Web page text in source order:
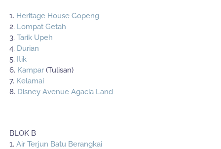
1. Heritage House Gopeng
2. Lompat Getah
3. Tarik Upeh
4. Durian
5. Itik
6. Kampar(Tulisan)
7. Kelamai
8. Disney Avenue Agacia Land
BLOK B
1. Air Terjun Batu Berangkai